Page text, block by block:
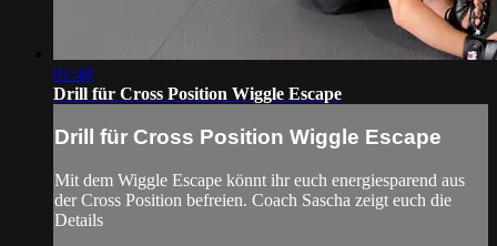
01:48
Drill für Cross Position Wiggle Escape
Drill für Cross Position Wiggle Escape
Mit dem Wiggle Escape könnt ihr euch energiesparend aus
der Cross Position befreien. Coach Sascha zeigt euch die
Details